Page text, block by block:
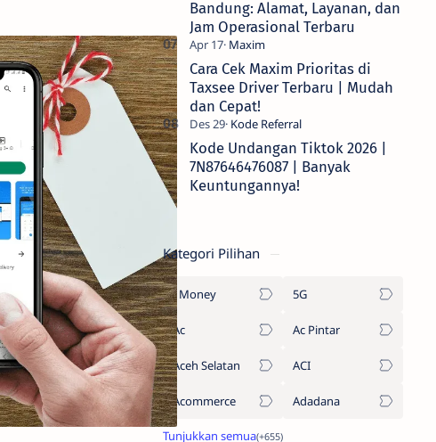
Bandung: Alamat, Layanan, dan
Jam Operasional Terbaru
Cara Cek Maxim Prioritas di
Taxsee Driver Terbaru | Mudah
dan Cepat!
Kode Undangan Tiktok 2026 |
7N87646476087 | Banyak
Keuntungannya!
Kategori Pilihan
1Money 5G
Ac Ac Pintar
Aceh Selatan ACI
Acommerce Adadana